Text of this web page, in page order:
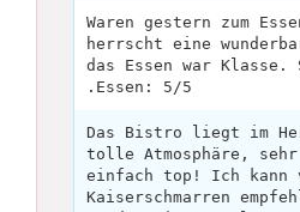
Waren gestern zum
herrscht eine
das Essen war Klasse.
.Essen: 5/5
Das Bistro liegt im
tolle Atmosphäre,
einfach top! Ich kann
Kaiserschmarren